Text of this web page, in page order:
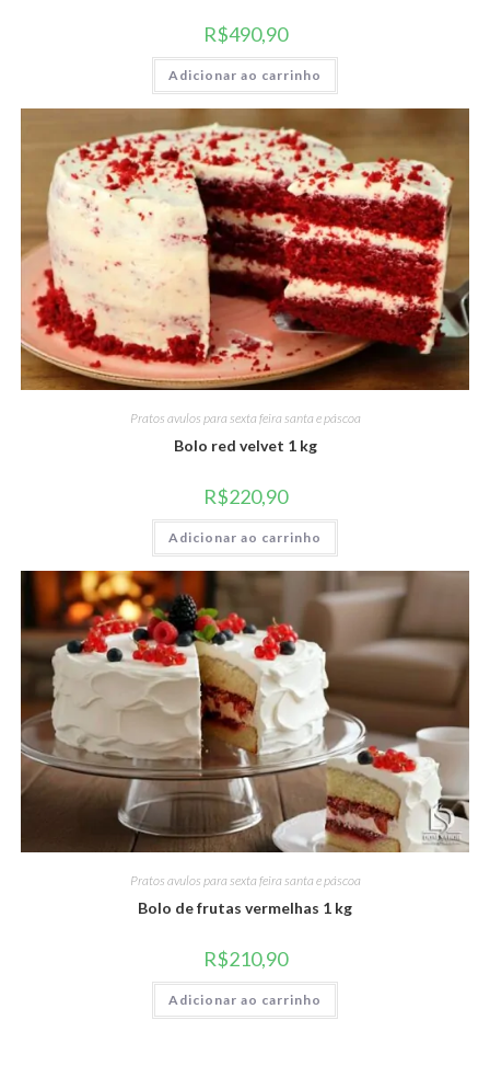
R$490,90
Adicionar ao carrinho
Pratos avulos para sexta feira santa e páscoa
Bolo red velvet 1 kg
R$220,90
Adicionar ao carrinho
Pratos avulos para sexta feira santa e páscoa
Bolo de frutas vermelhas 1 kg
R$210,90
Adicionar ao carrinho